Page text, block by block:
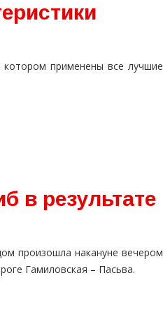
применены все лучшие
в результате
произошла накануне вечером
Гамиловская – Пасьва.